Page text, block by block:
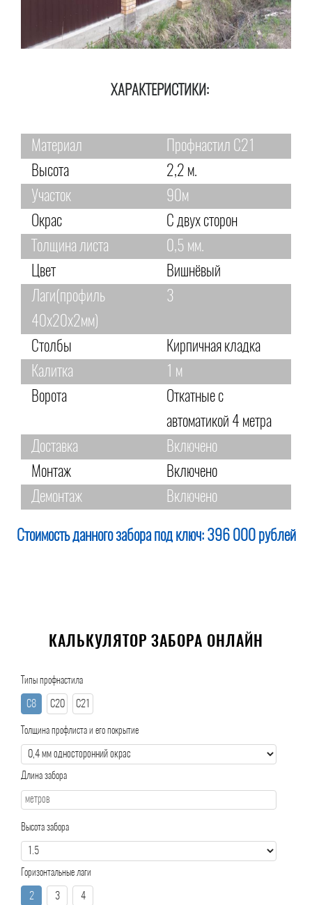
ХАРАКТЕРИСТИКИ:
Материал
Профнастил С21
Высота
2,2 м.
Участок
90м
Окрас
С двух сторон
Толщина листа
0,5 мм.
Цвет
Вишнёвый
Лаги(профиль
40х20х2мм)
3
Столбы
Кирпичная кладка
Калитка
1 м
Ворота
Откатные с
автоматикой 4 метра
Доставка
Включено
Монтаж
Включено
Демонтаж
Включено
Стоимость данного забора под ключ: 396 000 рублей
КАЛЬКУЛЯТОР ЗАБОРА ОНЛАЙН
Типы профнастила
С8 С20 С21
Толщина профлиста и его покрытие
Длина забора
Высота забора
Горизонтальные лаги
2 3 4